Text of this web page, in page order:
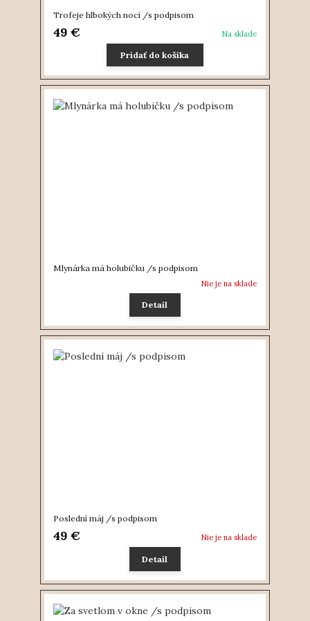
Trofeje hlbokých nocí /s podpisom
49 € Na sklade
Pridať do košíka
Mlynárka má holubičku /s podpisom
Nie je na sklade
Detail
Poslední máj /s podpisom
49 € Nie je na sklade
Detail